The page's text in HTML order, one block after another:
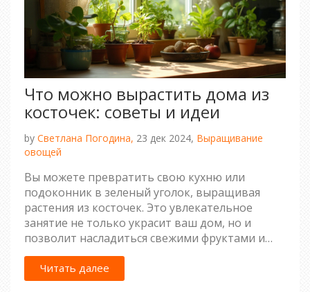
Что можно вырастить дома из
косточек: советы и идеи
by Светлана Погодина, 23 дек 2024, Выращивание
овощей
Вы можете превратить свою кухню или
подоконник в зеленый уголок, выращивая
растения из косточек. Это увлекательное
занятие не только украсит ваш дом, но и
позволит насладиться свежими фруктами и
овощами, выращенными собственноручно.
Мы обсудим, какие косточки проще всего
оживить и как это сделать, чтобы получить
Читать далее